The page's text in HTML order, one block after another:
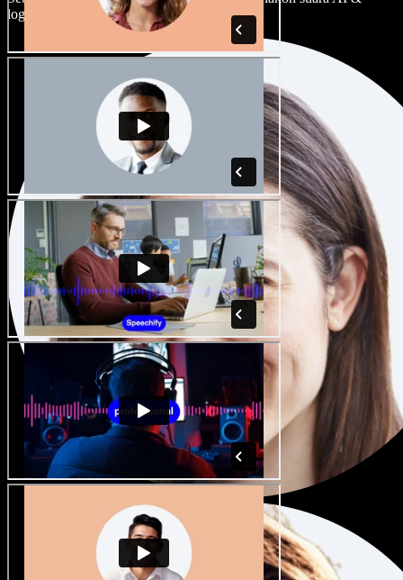
loghat, laraskan ikut cita rasa anda.